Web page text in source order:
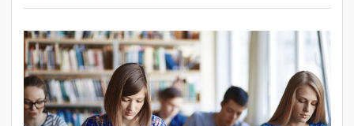
ОСНОВНЫЕ СВЕДЕНИЯ-
АБИТУРИЕНТУ